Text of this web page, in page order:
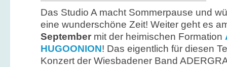
Das Studio A macht Sommerpause und
eine wunderschöne Zeit! Weiter geht es
September mit der heimischen Formation
HUGOONION! Das eigentlich für diesen
Konzert der Wiesbadener Band